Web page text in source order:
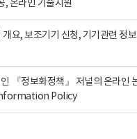
, 온라인 기술지원
요, 보조기기 신청, 기기관련 정
『정보화정책』 저널의 온라인
Policy